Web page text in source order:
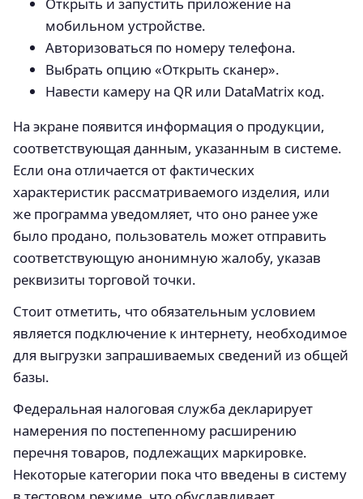
мобильном устройстве.
Авторизоваться по номеру телефона.
Выбрать опцию «Открыть сканер».
Навести камеру на QR или DataMatrix код.
На экране появится информация о продукции,
соответствующая данным, указанным в системе.
Если она отличается от фактических
характеристик рассматриваемого изделия, или
же программа уведомляет, что оно ранее уже
было продано, пользователь может отправить
соответствующую анонимную жалобу, указав
реквизиты торговой точки.
Стоит отметить, что обязательным условием
является подключение к интернету, необходимое
для выгрузки запрашиваемых сведений из общей
базы.
Федеральная налоговая служба декларирует
намерения по постепенному расширению
перечня товаров, подлежащих маркировке.
Некоторые категории пока что введены в систему